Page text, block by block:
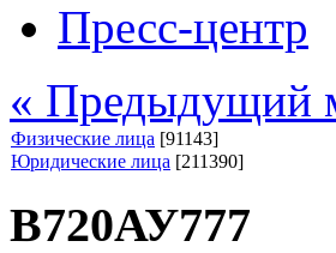
Пресс-центр
« Предыдущий
Физические лица [91143]
Юридические лица [211390]
В720АУ777